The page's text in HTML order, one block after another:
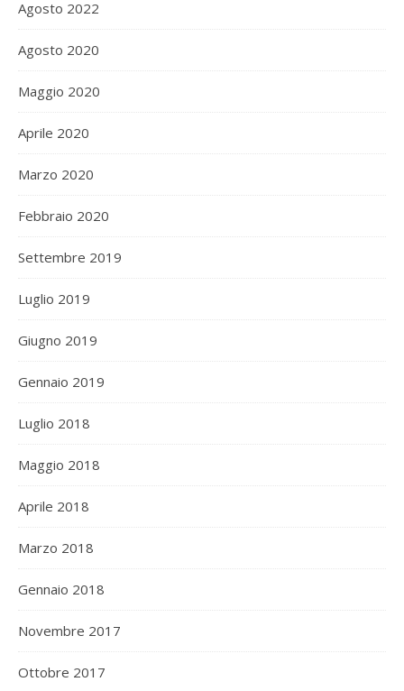
Agosto 2022
Agosto 2020
Maggio 2020
Aprile 2020
Marzo 2020
Febbraio 2020
Settembre 2019
Luglio 2019
Giugno 2019
Gennaio 2019
Luglio 2018
Maggio 2018
Aprile 2018
Marzo 2018
Gennaio 2018
Novembre 2017
Ottobre 2017